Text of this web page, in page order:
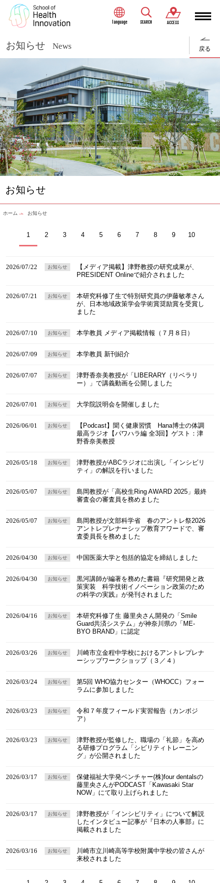
language SEARCH ACCESS
お知らせ News 戻る
お知らせ
ホーム お知らせ
1 2 3 4 5 6 7 8 9 10
2026/07/22
【メディア掲載】津野教授の研究成果が、
PRESIDENT Onlineで紹介されました
お知らせ
2026/07/21
本研究科修了生で特別研究員の伊藤敏孝さん
が、日本地域政策学会学術賞奨励賞を受賞し
ました
お知らせ
2026/07/10 本学教員 メディア掲載情報（７月８日）
お知らせ
2026/07/09 本学教員 新刊紹介
お知らせ
2026/07/07
津野香奈美教授が「LIBERARY（リベラリ
ー）」で講義動画を公開しました
お知らせ
2026/07/01 大学院説明会を開催しました
お知らせ
2026/06/01
【Podcast】聞く健康習慣 Hana博士の体調
最高ラジオ【パワハラ編 全3回】ゲスト：津
野香奈美教授
お知らせ
2026/05/18
津野教授がABCラジオに出演し「インシビリ
ティ」の解説を行いました
お知らせ
2026/05/07
島岡教授が「高校生Ring AWARD 2025」最終
審査会の審査員を務めました
お知らせ
2026/05/07
島岡教授が文部科学省 春のアントレ祭2026
アントレプレナーシップ教育アワードで、審
査委員長を務めました
お知らせ
2026/04/30 中国医薬大学と包括的協定を締結しました
お知らせ
2026/04/30
黒河講師が編著を務めた書籍『研究開発と政
策実装 科学技術イノベーション政策のため
の科学の実践』が発刊されました
お知らせ
2026/04/16
本研究科修了生 藤里央さん開発の「Smile
Guard共済システム」が神奈川県の「ME-
BYO BRAND」に認定
お知らせ
2026/03/26
川崎市立金程中学校におけるアントレプレナ
ーシップワークショップ（３／４）
お知らせ
2026/03/24
第5回 WHO協力センター（WHOCC）フォー
ラムに参加しました
お知らせ
2026/03/23
令和７年度フィールド実習報告（カンボジ
ア）
お知らせ
2026/03/23
津野教授が監修した、職場の「礼節」を高め
る研修プログラム「シビリティトレーニン
グ」が公開されました
お知らせ
2026/03/17
保健福祉大学発ベンチャー(株)four dentalsの
藤里央さんがPODCAST「Kawasaki Star
NOW」にて取り上げられました
お知らせ
2026/03/17
津野教授が「インシビリティ」について解説
したインタビュー記事が『日本の人事部』に
掲載されました
お知らせ
2026/03/16
川崎市立川崎高等学校附属中学校の皆さんが
来校されました
お知らせ